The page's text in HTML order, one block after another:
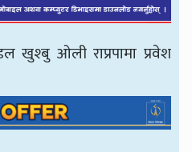
खुश्बु ओली राप्रपामा प्रवेश